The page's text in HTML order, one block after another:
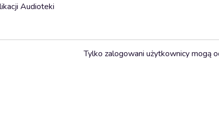
Audioteki
Tylko zalogowani użytkownicy mogą